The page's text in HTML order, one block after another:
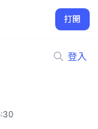
打開
登入